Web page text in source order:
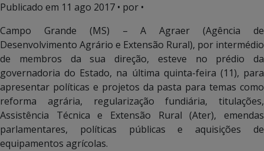
Publicado em 11 ago 2017 • por •
Campo Grande (MS) – A Agraer (Agência de
Desenvolvimento Agrário e Extensão Rural), por intermédio
de membros da sua direção, esteve no prédio da
governadoria do Estado, na última quinta-feira (11), para
apresentar políticas e projetos da pasta para temas como
reforma agrária, regularização fundiária, titulações,
Assistência Técnica e Extensão Rural (Ater), emendas
parlamentares, políticas públicas e aquisições de
equipamentos agrícolas.